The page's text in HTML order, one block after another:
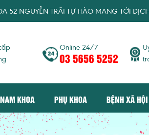
TRÃI TỰ HÀO MANG TỚI DỊCH VỤ KHÁM
Online 24/7
03 5656 5252
NAM KHOA PHỤ KHOA BỆNH XÃ HỘI